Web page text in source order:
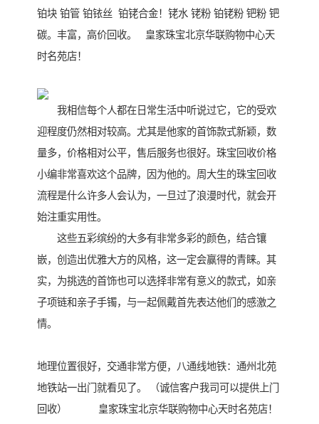
铂块 铂管 铂铱丝 铂铑合金！铑水 铑粉 铂铑粉 钯粉 钯
碳。丰富，高价回收。 皇家珠宝北京华联购物中心天
时名苑店！
我相信每个人都在日常生活中听说过它，它的受欢
迎程度仍然相对较高。尤其是他家的首饰款式新颖，数
量多，价格相对公平，售后服务也很好。珠宝回收价格
小编非常喜欢这个品牌，因为他的。周大生的珠宝回收
流程是什么许多人会认为，一旦过了浪漫时代，就会开
始注重实用性。
这些五彩缤纷的大多有非常多彩的颜色，结合镶
嵌，创造出优雅大方的风格，这一定会赢得的青睐。其
实，为挑选的首饰也可以选择非常有意义的款式，如亲
子项链和亲子手镯，与一起佩戴首先表达他们的感激之
情。
地理位置很好，交通非常方便，八通线地铁：通州北苑
地铁站一出门就看见了。 （诚信客户我司可以提供上门
回收） 皇家珠宝北京华联购物中心天时名苑店！